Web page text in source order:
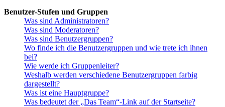
Benutzer-Stufen und Gruppen
Was sind Administratoren?
Was sind Moderatoren?
Was sind Benutzergruppen?
Wo finde ich die Benutzergruppen und wie trete ich ihnen
bei?
Wie werde ich Gruppenleiter?
Weshalb werden verschiedene Benutzergruppen farbig
dargestellt?
Was ist eine Hauptgruppe?
Was bedeutet der „Das Team“-Link auf der Startseite?